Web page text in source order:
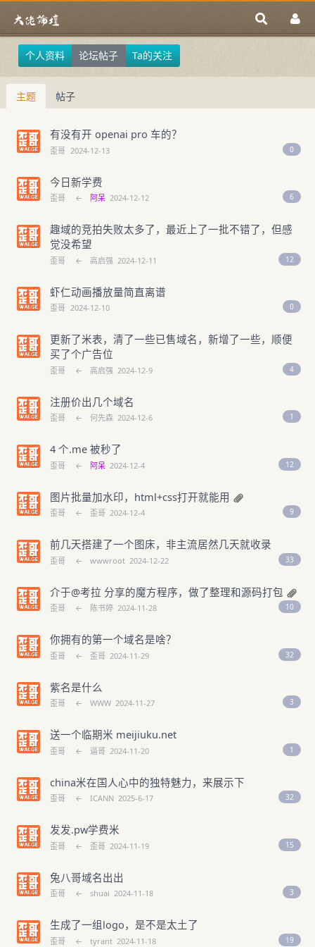
个人资料 论坛帖子 Ta的关注
主题 帖子
有没有开 openai pro 车的？
歪哥 2024-12-13 0
今日新学费
歪哥 ← 阿呆 2024-12-12 6
趣域的竞拍失败太多了，最近上了一批不错了，但感
觉没希望
歪哥 ← 高启强 2024-12-11 12
虾仁动画播放量简直离谱
歪哥 2024-12-10 0
更新了米表，清了一些已售域名，新增了一些，顺便
买了个广告位
歪哥 ← 高启强 2024-12-9 4
注册价出几个域名
歪哥 ← 何先森 2024-12-6 1
4 个.me 被秒了
歪哥 ← 阿呆 2024-12-4 12
图片批量加水印，html+css打开就能用
歪哥 ← 歪哥 2024-12-4 9
前几天搭建了一个图床，非主流居然几天就收录
歪哥 ← wwwroot 2024-12-22 33
介于@考拉 分享的魔方程序，做了整理和源码打包
歪哥 ← 陈书婷 2024-11-28 10
你拥有的第一个域名是啥？
歪哥 ← 歪哥 2024-11-29 32
紫名是什么
歪哥 ← WWW 2024-11-27 3
送一个临期米 meijiuku.net
歪哥 ← 逼哥 2024-11-20 1
china米在国人心中的独特魅力，来展示下
歪哥 ← ICANN 2025-6-17 32
发发.pw学费米
歪哥 ← 歪哥 2024-11-19 15
兔八哥域名出出
歪哥 ← shuai 2024-11-18 3
生成了一组logo，是不是太土了
歪哥 ← tyrant 2024-11-18 19